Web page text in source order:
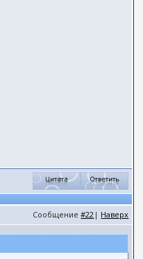
Сообщение#22 | Наверх